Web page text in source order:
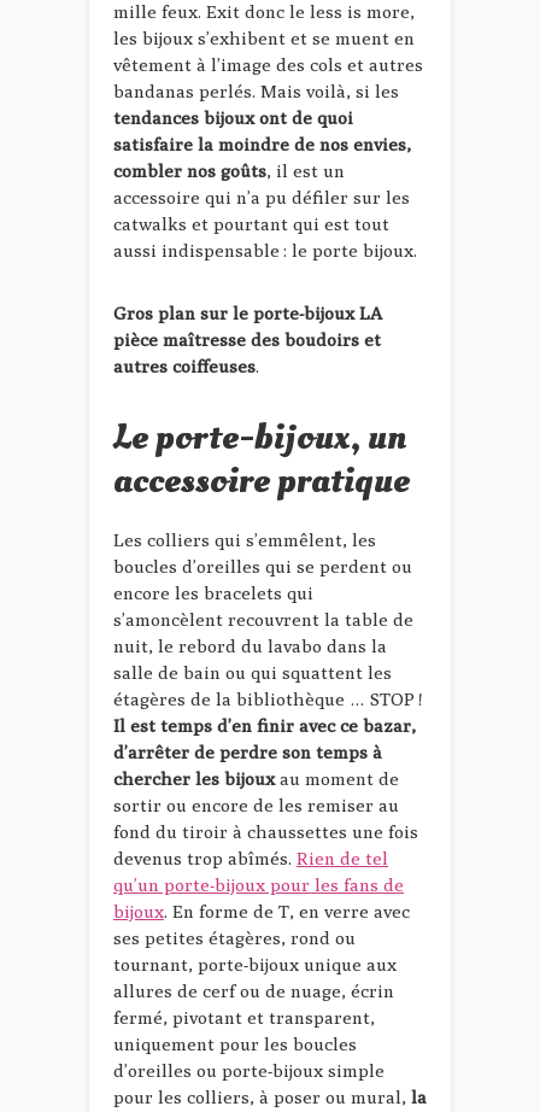
mille feux. Exit donc le less is more,
les bijoux s’exhibent et se muent en
vêtement à l’image des cols et autres
bandanas perlés. Mais voilà, si les
tendances bijoux ont de quoi
satisfaire la moindre de nos envies,
combler nos goûts, il est un
accessoire qui n’a pu défiler sur les
catwalks et pourtant qui est tout
aussi indispensable : le porte bijoux.
Gros plan sur le porte-bijoux LA
pièce maîtresse des boudoirs et
autres coiffeuses.
Le porte-bijoux, un
accessoire pratique
Les colliers qui s’emmêlent, les
boucles d’oreilles qui se perdent ou
encore les bracelets qui
s’amoncèlent recouvrent la table de
nuit, le rebord du lavabo dans la
salle de bain ou qui squattent les
étagères de la bibliothèque … STOP !
Il est temps d’en finir avec ce bazar,
d’arrêter de perdre son temps à
chercher les bijouxau moment de
sortir ou encore de les remiser au
fond du tiroir à chaussettes une fois
devenus trop abîmés. Rien de tel
qu’un porte-bijoux pour les fans de
bijoux. En forme de T, en verre avec
ses petites étagères, rond ou
tournant, porte-bijoux unique aux
allures de cerf ou de nuage, écrin
fermé, pivotant et transparent,
uniquement pour les boucles
d’oreilles ou porte-bijoux simple
pour les colliers, à poser ou mural, la